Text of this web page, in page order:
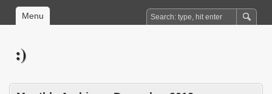
Menu
:)